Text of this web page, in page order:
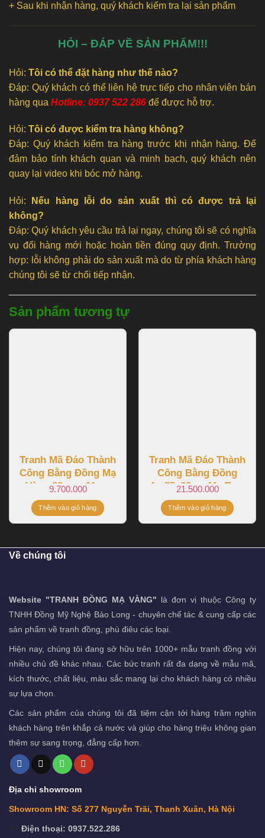
+ Sau khi nhận hàng, quý khách kiểm tra lại sản phẩm
HỎI – ĐÁP VỀ SẢN PHẨM!!!
Hỏi: Tôi có thể đặt hàng như thế nào?
Đáp: Quý khách có thể liên hệ trực tiếp cho nhân viên bán
hàng qua Hotline: 0937 522 286 để được hỗ trợ.
Hỏi: Tôi có được kiểm tra hàng không?
Đáp: Quý khách kiểm tra hàng trước khi nhận hàng. Để
đảm bảo tính khách quan và minh bạch, quý khách nên
quay lại video khi bóc mở hàng.
Hỏi:
Nếu hàng lỗi do sản xuất thì có được trả lại
không?
Đáp: Quý khách yêu cầu trả lại ngay, chúng tôi sẽ có nghĩa
vụ đổi hàng mới hoặc hoàn tiền đúng quy định. Trường
hợp: lỗi không phải do sản xuất mà do từ phía khách hàng
chúng tôi sẽ từ chối tiếp nhận.
Sản phẩm tương tự
Tranh Mã Đáo Thành
Công Bằng Đồng Mạ
Vàng 88cmx 61cm
9.700.000
Thêm vào giỏ hàng
Tranh Mã Đáo Thành
Công Bằng Đồng
1m55x88cm Mạ Tam
Khí
21.500.000
Thêm vào giỏ hàng
Về chúng tôi
Website "TRANH ĐỒNG MẠ VÀNG" là đơn vị thuộc Công ty
TNHH Đồng Mỹ Nghệ Bảo Long - chuyên chế tác & cung cấp các
sản phẩm về tranh đồng, phù điêu các loại.
Hiện nay, chúng tôi đang sở hữu trên 1000+ mẫu tranh đồng với
nhiều chủ đề khác nhau. Các bức tranh rất đa dạng về mẫu mã,
kích thước, chất liệu, màu sắc mang lại cho khách hàng có nhiều
sự lựa chọn.
Các sản phẩm của chúng tôi đã tiệm cận tới hàng trăm nghìn
khách hàng trên khắp cả nước và giúp cho hàng triệu không gian
thêm sự sang trọng, đẳng cấp hơn.
Địa chỉ showroom
Showroom HN: Số 277 Nguyễn Trãi, Thanh Xuân, Hà Nội
Điện thoại: 0937.522.286